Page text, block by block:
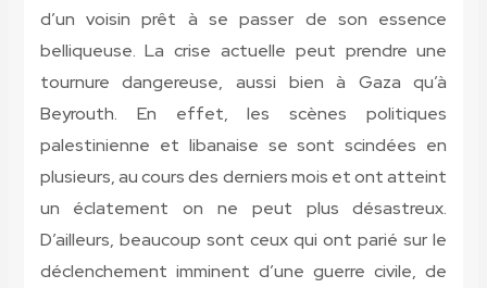
d’un voisin prêt à se passer de son essence
belliqueuse. La crise actuelle peut prendre une
tournure dangereuse, aussi bien à Gaza qu’à
Beyrouth. En effet, les scènes politiques
palestinienne et libanaise se sont scindées en
plusieurs, au cours des derniers mois et ont atteint
un éclatement on ne peut plus désastreux.
D’ailleurs, beaucoup sont ceux qui ont parié sur le
déclenchement imminent d’une guerre civile, de